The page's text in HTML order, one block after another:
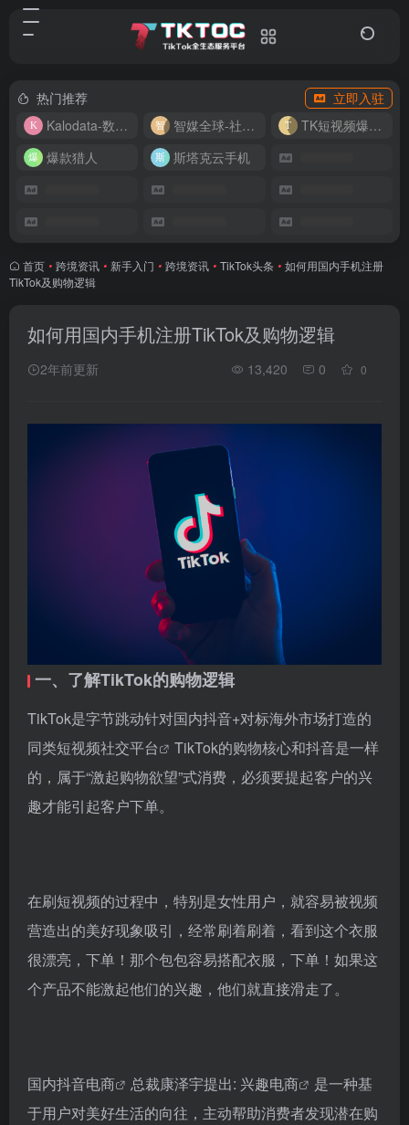
热门推荐
立即入驻
Kalodata-数据分析平台
智媒全球-社媒管理平台
TK短视频爆款复刻
爆款猎人
斯塔克云手机
首页 • 跨境资讯 • 新手入门 • 跨境资讯 • TikTok头条 • 如何用国内手机注册
TikTok及购物逻辑
如何用国内手机注册TikTok及购物逻辑
2年前更新 13,420 0 0
一、了解TikTok的购物逻辑
TikTok是字节跳动针对国内抖音+对标海外市场打造的
同类短视频社交平台
TikTok的购物核心和抖音是一样
的，属于“激起购物欲望”式消费，必须要提起客户的兴
趣才能引起客户下单。
在刷短视频的过程中，特别是女性用户，就容易被视频
营造出的美好现象吸引，经常刷着刷着，看到这个衣服
很漂亮，下单！那个包包容易搭配衣服，下单！如果这
个产品不能激起他们的兴趣，他们就直接滑走了。
国内抖音电商 总裁康泽宇提出: 兴趣电商
是一种基
于用户对美好生活的向往，主动帮助消费者发现潜在购